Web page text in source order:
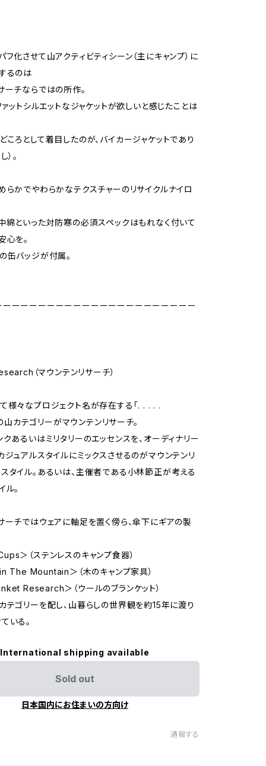
フ化させて山アクティビティシーン（主にキャンプ）に
るのは
ーチならではの所作。
ットシルエットなジャケットが欲しいと感じたことは
ころとして着目したのが、バイカージャケットであり
）。
らかでやわらかなテクスチャーのリサイクルナイロ
綿といった対防寒の必須スペックはもれなく付いて
心を。
缶バッジが付属。
ーーーーーーーーーーーーーーーーーーーーーー
（マウンテンリサーチ）
様々なプロジェクト名が存在する「. . . . .
カテゴリーがマウンテンリサーチ。
クあるいはミリタリーのエッセンスを、オーディナリー
ジュアルスタイルにミックスさせるのがマウンテンリ
タイル。あるいは、主催者である小林節正が考える
ル。
ーチではウェアに軸足を置く傍ら、傘下にギアの製
＞（ステンレスのキャンプ食器）
The Mountain＞（木のキャンプ家具）
Research＞（ウールのブランケット）
テゴリーを配し、山暮らしの世界観を約15年に渡り
いる。
International shipping available
Sold out
日本国内にお住まいの方向け
通報する